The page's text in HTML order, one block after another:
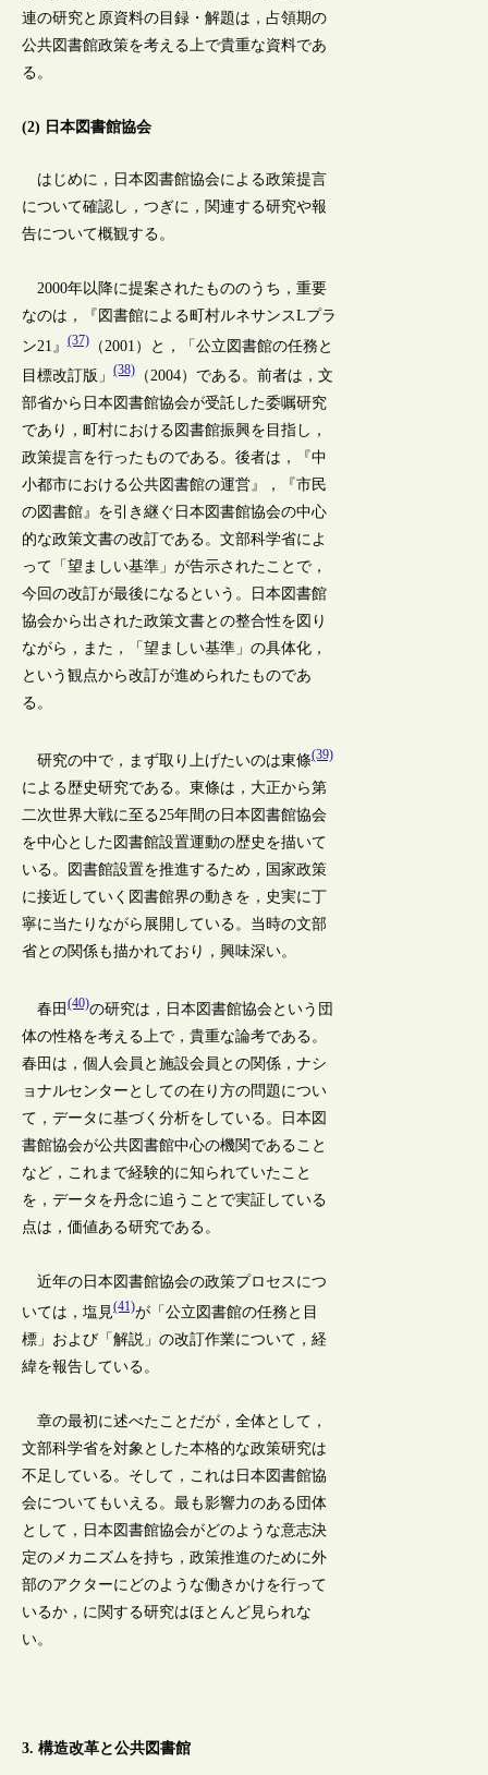
連の研究と原資料の目録・解題は，占領期の
公共図書館政策を考える上で貴重な資料であ
る。
(2) 日本図書館協会
はじめに，日本図書館協会による政策提言
について確認し，つぎに，関連する研究や報
告について概観する。
2000年以降に提案されたもののうち，重要
なのは，『図書館による町村ルネサンスLプラ
ン21』(37)（2001）と，「公立図書館の任務と
目標改訂版」(38)（2004）である。前者は，文
部省から日本図書館協会が受託した委嘱研究
であり，町村における図書館振興を目指し，
政策提言を行ったものである。後者は，『中
小都市における公共図書館の運営』，『市民
の図書館』を引き継ぐ日本図書館協会の中心
的な政策文書の改訂である。文部科学省によ
って「望ましい基準」が告示されたことで，
今回の改訂が最後になるという。日本図書館
協会から出された政策文書との整合性を図り
ながら，また，「望ましい基準」の具体化，
という観点から改訂が進められたものであ
る。
研究の中で，まず取り上げたいのは東條(39)
による歴史研究である。東條は，大正から第
二次世界大戦に至る25年間の日本図書館協会
を中心とした図書館設置運動の歴史を描いて
いる。図書館設置を推進するため，国家政策
に接近していく図書館界の動きを，史実に丁
寧に当たりながら展開している。当時の文部
省との関係も描かれており，興味深い。
春田(40)の研究は，日本図書館協会という団
体の性格を考える上で，貴重な論考である。
春田は，個人会員と施設会員との関係，ナシ
ョナルセンターとしての在り方の問題につい
て，データに基づく分析をしている。日本図
書館協会が公共図書館中心の機関であること
など，これまで経験的に知られていたこと
を，データを丹念に追うことで実証している
点は，価値ある研究である。
近年の日本図書館協会の政策プロセスにつ
いては，塩見(41)が「公立図書館の任務と目
標」および「解説」の改訂作業について，経
緯を報告している。
章の最初に述べたことだが，全体として，
文部科学省を対象とした本格的な政策研究は
不足している。そして，これは日本図書館協
会についてもいえる。最も影響力のある団体
として，日本図書館協会がどのような意志決
定のメカニズムを持ち，政策推進のために外
部のアクターにどのような働きかけを行って
いるか，に関する研究はほとんど見られな
い。
3. 構造改革と公共図書館